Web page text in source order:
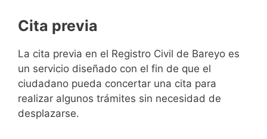
Cita previa
​​​​​​​​​​​​​​​​​​​​​​​​​​​​La cita previa en el Registro Civil de Bareyo es
un servicio diseñado con el fin de que el
ciudadano pueda concertar una cita para
realizar algunos trámites sin necesidad de
desplazarse.​